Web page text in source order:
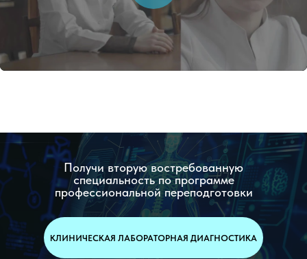
Получи вторую востребованную
специальность по программе
профессиональной переподготовки
КЛИНИЧЕСКАЯ ЛАБОРАТОРНАЯ ДИАГНОСТИКА